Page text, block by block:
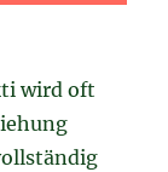
wird oft